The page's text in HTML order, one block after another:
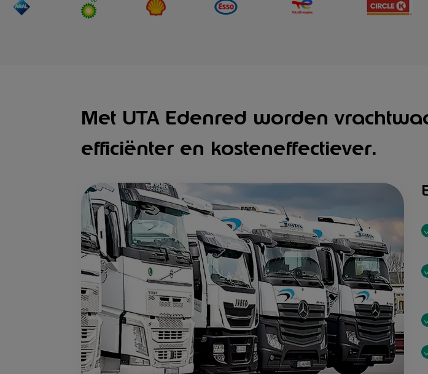
Met UTA Edenred worden
efficiënter en kosteneffectiever.